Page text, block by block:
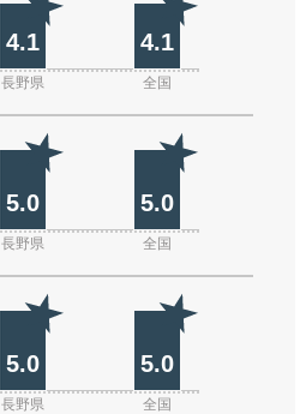
4.1 4.1
長野県 全国
5.0 5.0
長野県 全国
5.0 5.0
長野県 全国